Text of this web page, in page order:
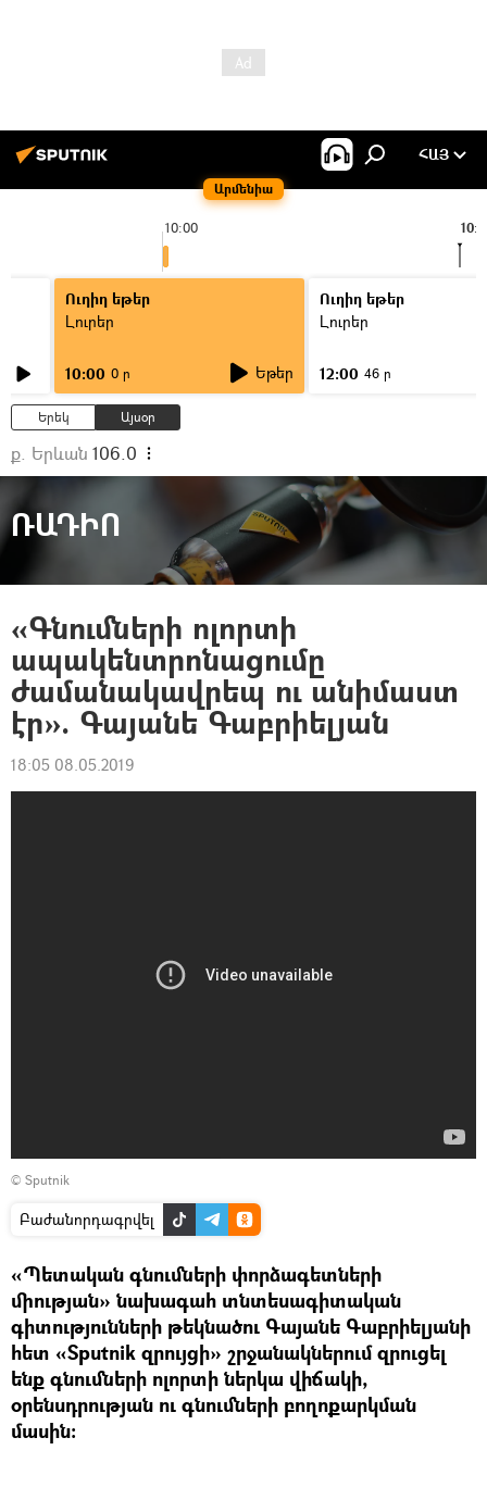
Արմենիա
ՀԱՅ
10:00
Ուղիղ եթեր
Լուրեր
10:00 0 ր Եթեր
Ուղիղ եթեր
Լուրեր
12:00 46 ր
Երեկ Այսօր
ք. Երևան 106.0
ՌԱԴԻՈ
«Գնումների ոլորտի
ապակենտրոնացումը
ժամանակավրեպ ու անիմաստ
էր». Գայանե Գաբրիելյան
18:05 08.05.2019
© Sputnik
Բաժանորդագրվել
«Պետական գնումների փորձագետների
միության» նախագահ տնտեսագիտական
գիտությունների թեկնածու Գայանե Գաբրիելյանի
հետ «Sputnik զրույցի» շրջանակներում զրուցել
ենք գնումների ոլորտի ներկա վիճակի,
օրենսդրության ու գնումների բողոքարկման
մասին։